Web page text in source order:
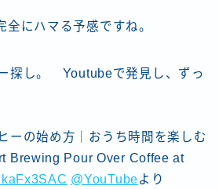
にハマる予感ですね。
探し。 Youtubeで発見し、ずっ
ーの始め方｜おうち時間を楽しむ
Brewing Pour Over Coffee at
@YouTubeより